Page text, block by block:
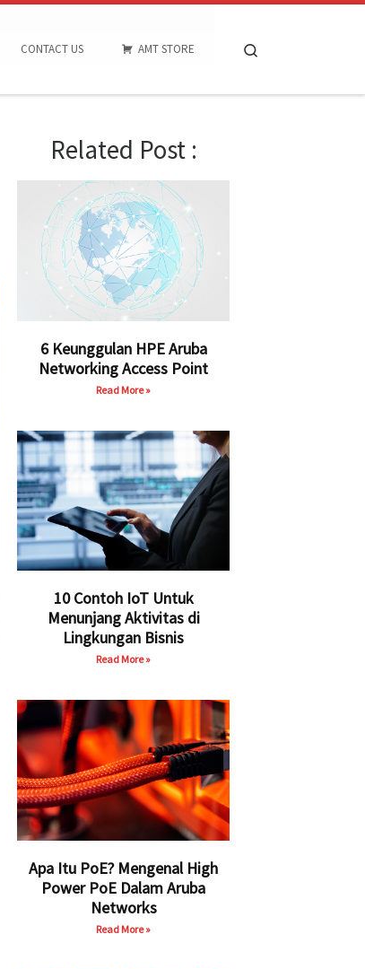
CONTACT US AMT STORE
Related Post :
6 Keunggulan HPE Aruba
Networking Access Point
Read More »
10 Contoh IoT Untuk
Menunjang Aktivitas di
Lingkungan Bisnis
Read More »
Apa Itu PoE? Mengenal High
Power PoE Dalam Aruba
Networks
Read More »